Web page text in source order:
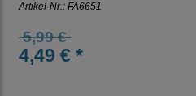
Artikel-Nr.: FA6651
5,99 €
4,49 € *